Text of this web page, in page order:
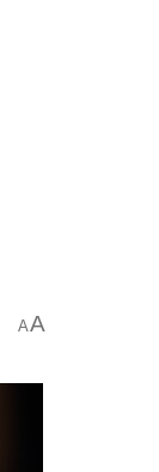
AA